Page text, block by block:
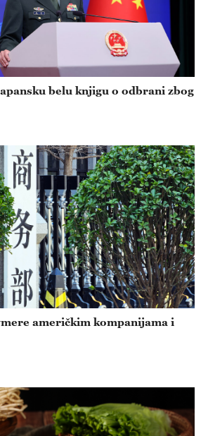
belu knjigu o odbrani zbog
američkim kompanijama i